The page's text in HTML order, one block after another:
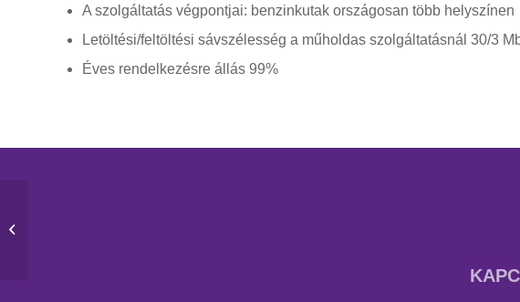
A szolgáltatás végpontjai: benzinkutak országosan több helyszínen
Letöltési/feltöltési sávszélesség a műholdas szolgáltatásnál 30/3
Éves rendelkezésre állás 99%